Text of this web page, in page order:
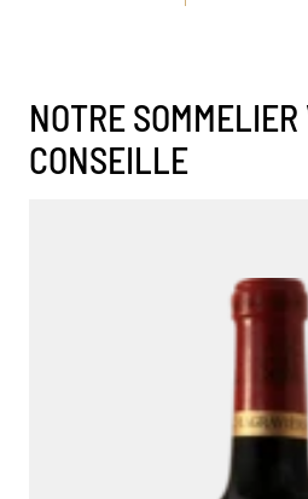
NOTRE SOMMELIER
CONSEILLE